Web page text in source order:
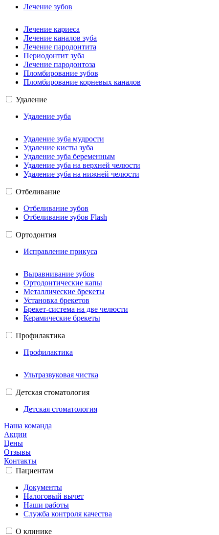
Лечение зубов
Лечение кариеса
Лечение каналов зуба
Лечение пародонтита
Периодонтит зуба
Лечение пародонтоза
Пломбирование зубов
Пломбирование корневых каналов
Удаление
Удаление зуба
Удаление зуба мудрости
Удаление кисты зуба
Удаление зуба беременным
Удаление зуба на верхней челюсти
Удаление зуба на нижней челюсти
Отбеливание
Отбеливание зубов
Отбеливание зубов Flash
Ортодонтия
Исправление прикуса
Выравнивание зубов
Ортодонтические капы
Металлические брекеты
Установка брекетов
Брекет-система на две челюсти
Керамические брекеты
Профилактика
Профилактика
Ультразвуковая чистка
Детская стоматология
Детская стоматология
Наша команда
Акции
Цены
Отзывы
Контакты
Пациентам
Документы
Налоговый вычет
Наши работы
Служба контроля качества
О клинике